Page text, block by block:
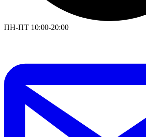
ПН-ПТ 10:00-20:00